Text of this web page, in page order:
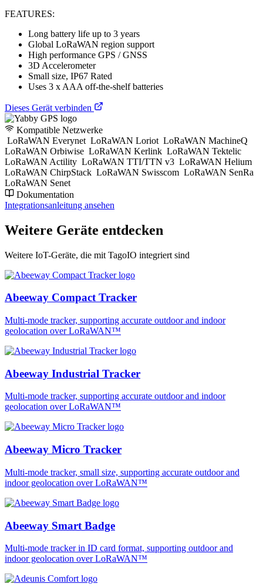
FEATURES:
Long battery life up to 3 years
Global LoRaWAN region support
High performance GPS / GNSS
3D Accelerometer
Small size, IP67 Rated
Uses 3 x AAA off-the-shelf batteries
Dieses Gerät verbinden
Kompatible Netzwerke
LoRaWAN Everynet LoRaWAN Loriot LoRaWAN MachineQ
LoRaWAN Orbiwise LoRaWAN Kerlink LoRaWAN Tektelic
LoRaWAN Actility LoRaWAN TTI/TTN v3 LoRaWAN Helium
LoRaWAN ChirpStack LoRaWAN Swisscom LoRaWAN SenRa
LoRaWAN Senet
Dokumentation
Integrationsanleitung ansehen
Weitere Geräte entdecken
Weitere IoT-Geräte, die mit TagoIO integriert sind
Abeeway Compact Tracker
Multi-mode tracker, supporting accurate outdoor and indoor
geolocation over LoRaWAN™
Abeeway Industrial Tracker
Multi-mode tracker, supporting accurate outdoor and indoor
geolocation over LoRaWAN™
Abeeway Micro Tracker
Multi-mode tracker, small size, supporting accurate outdoor and
indoor geolocation over LoRaWAN™
Abeeway Smart Badge
Multi-mode tracker in ID card format, supporting outdoor and
indoor geolocation over LoRaWAN™